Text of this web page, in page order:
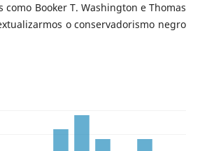
Booker T. Washington e Thomas
o conservadorismo negro